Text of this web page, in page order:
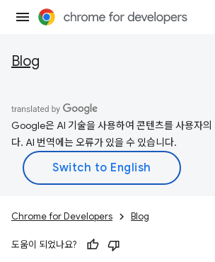
Blog
Google은 AI 기술을 사용하여 콘텐츠를 사용자의
다. AI 번역에는 오류가 있을 수 있습니다.
Chrome for Developers Blog
도움이 되었나요?